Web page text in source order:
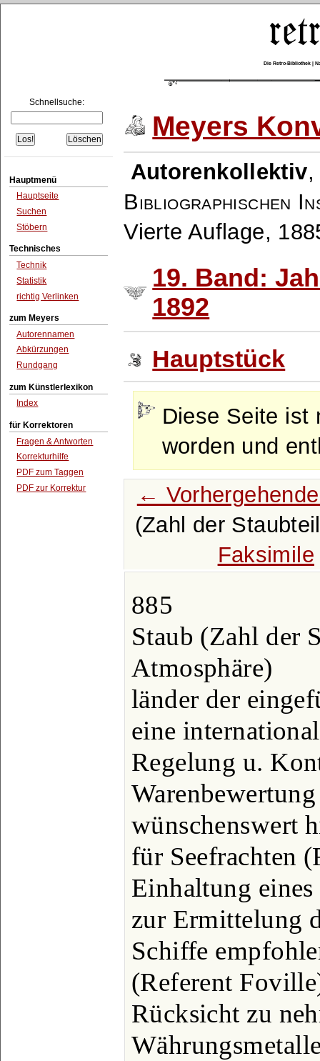
Die Retro-Bibliothek |
Schnellsuche:
Hauptmenü
Hauptseite
Suchen
Stöbern
Technisches
Technik
Statistik
richtig Verlinken
zum Meyers
Autorennamen
Abkürzungen
Rundgang
zum Künstlerlexikon
Index
für Korrektoren
Fragen & Antworten
Korrekturhilfe
PDF zum Taggen
PDF zur Korrektur
Meyers
Autorenkollektiv
Bibliographischen
Vierte Auflage,
19. Band:
1892
Hauptstück
Diese Seite ist
worden und
←
(Zahl der
Faksimile
885
Staub (Zahl der
Atmosphäre)
länder der
eine
Regelung u.
wünschenswert
für Seefrachten
Einhaltung
zur Ermittelung
Schiffe
(Referent
Rücksicht zu